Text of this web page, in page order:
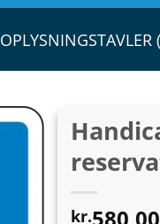
OPLYSNINGSTAVLER
kr.